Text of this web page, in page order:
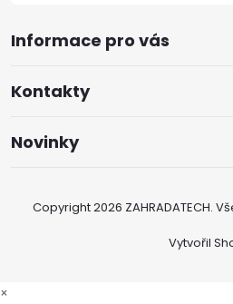
Informace pro vás
Kontakty
Novinky
Vytvořil
Copyright 2026 ZAHRADATECH.
×